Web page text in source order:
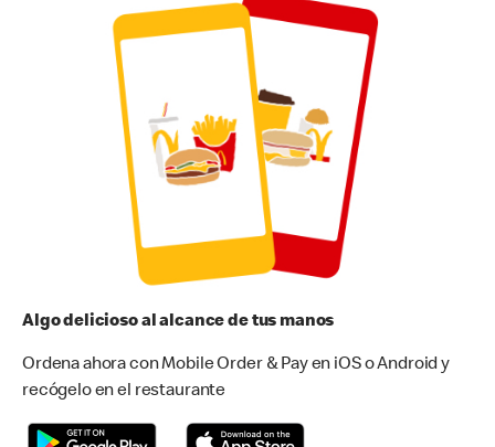
Algo delicioso al alcance de tus manos
Ordena ahora con Mobile Order & Pay en iOS o Android y
recógelo en el restaurante